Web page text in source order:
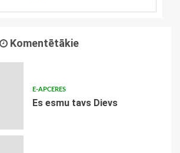
Komentētākie
E-APCERES
Es esmu tavs Dievs